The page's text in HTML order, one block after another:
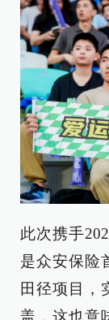
此次携手
是众安保险
田径项目，
盖，这也意